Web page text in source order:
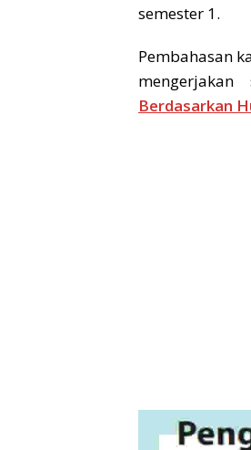
semester 1.
Pembahasan
Berdasarkan